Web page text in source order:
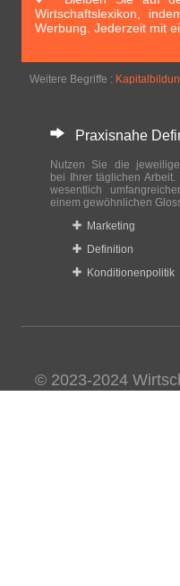
Wirtschaftslexikon,
Werbung. Jederzeit mit
Weitere Begriffe :
Praxisnahe
Nutzen Sie die
bei Ihrer täglichen
wesentlich
einem gewöhnlichen
Marketing
Definition
Konditionenpolitik
© 2023-2024